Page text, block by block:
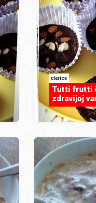
clarice
Tutti frutti
zdravijoj